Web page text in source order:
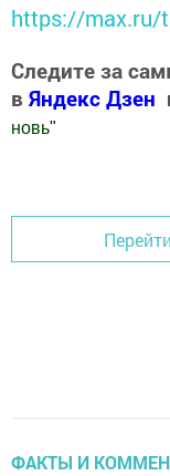
https://max.ru/
Следите за
в Яндекс Дзен
новь"
ФАКТЫ И